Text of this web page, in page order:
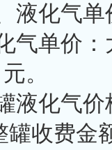
液化气
气单价
。
液化气
罐收费金